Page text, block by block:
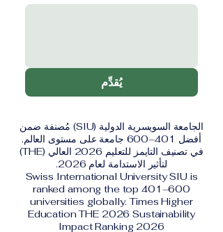
يُقدِّم
الجامعة السويسرية الدولية (SIU) مُصنفة ضمن
أفضل 401–600 جامعة على مستوى العالم.
في تصنيف التايمز للتعليم 2026 العالي (THE)
لتأثير الاستدامة لعام 2026.
Swiss International University SIU is
ranked among the top 401–600
universities globally. Times Higher
Education THE 2026 Sustainability
Impact Ranking 2026